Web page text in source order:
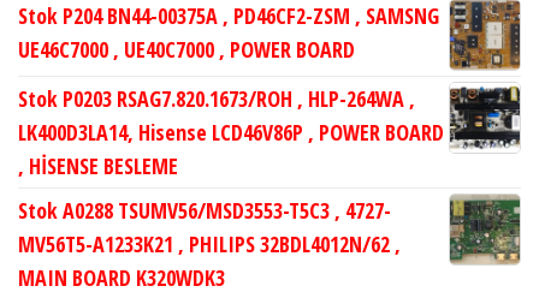
Stok P204 BN44-00375A , PD46CF2-ZSM , SAMSNG
UE46C7000 , UE40C7000 , POWER BOARD
Stok P0203 RSAG7.820.1673/ROH , HLP-264WA ,
LK400D3LA14, Hisense LCD46V86P , POWER BOARD
, HİSENSE BESLEME
Stok A0288 TSUMV56/MSD3553-T5C3 , 4727-
MV56T5-A1233K21 , PHILIPS 32BDL4012N/62 ,
MAIN BOARD K320WDK3